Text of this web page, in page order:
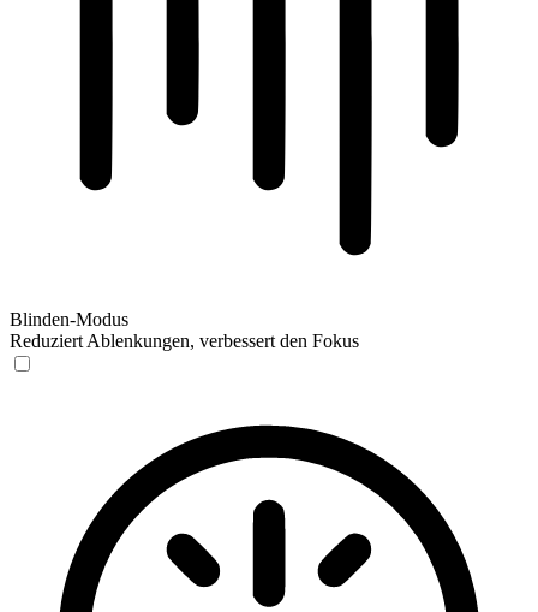
Blinden-Modus
Reduziert Ablenkungen, verbessert den Fokus